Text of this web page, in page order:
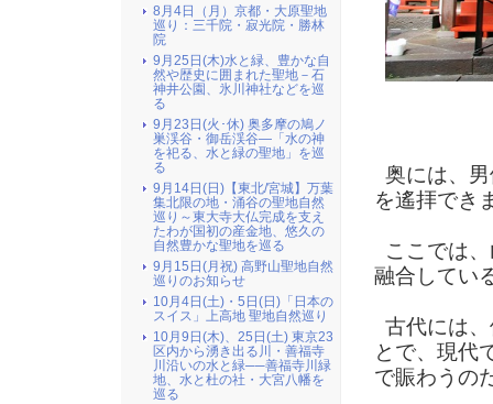
奥には、
を遙拝でき
ここでは
融合してい
古代には
とで、現代
で賑わうの
8月4日（月）京都・大原聖地
巡り：三千院・寂光院・勝林
院
9月25日(木)水と緑、豊かな自
然や歴史に囲まれた聖地－石
神井公園、氷川神社などを巡
る
9月23日(火･休) 奥多摩の鳩ノ
巣渓谷・御岳渓谷―「水の神
を祀る、水と緑の聖地」を巡
る
9月14日(日)【東北/宮城】万葉
集北限の地・涌谷の聖地自然
巡り～東大寺大仏完成を支え
たわが国初の産金地、悠久の
自然豊かな聖地を巡る
9月15日(月祝) 高野山聖地自然
巡りのお知らせ
10月4日(土)・5日(日)「日本の
スイス」上高地 聖地自然巡り
10月9日(木)、25日(土) 東京23
区内から湧き出る川・善福寺
川沿いの水と緑──善福寺川緑
地、水と杜の社・大宮八幡を
巡る